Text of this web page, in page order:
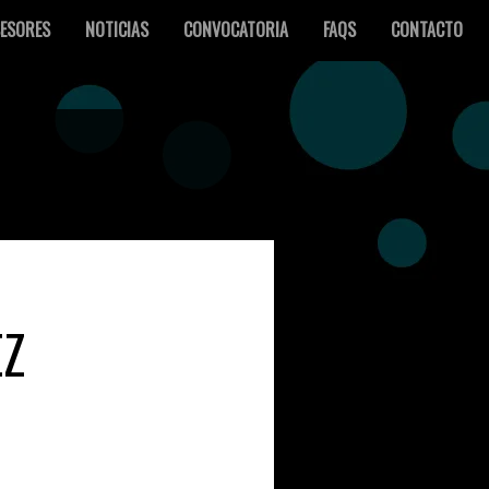
NOTICIAS CONVOCATORIA FAQS CONTACTO